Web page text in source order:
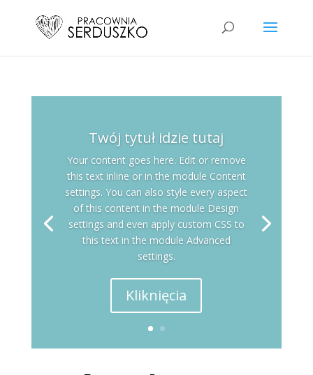
Twój tytuł idzie tutaj
Your content goes here. Edit or remove
this text inline or in the module Content
settings. You can also style every aspect
of this content in the module Design
settings and even apply custom CSS to
this text in the module Advanced
settings.
Kliknięcia